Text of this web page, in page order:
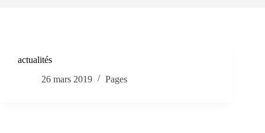
actualités
26 mars 2019
Pages